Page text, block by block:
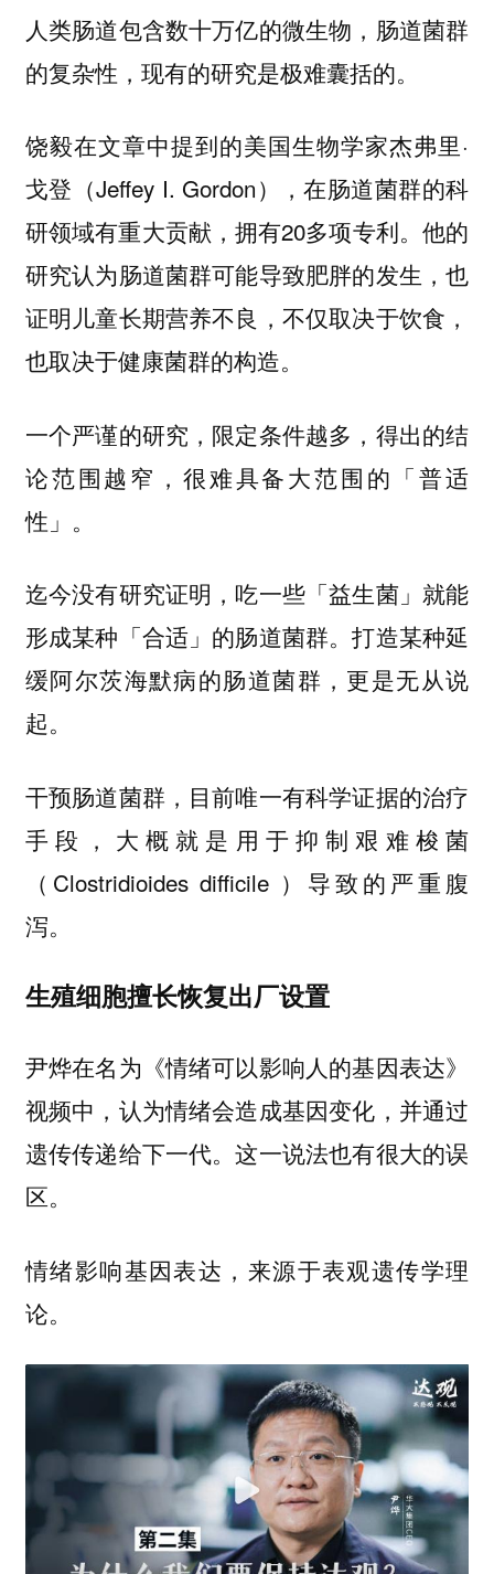
人类肠道包含数十万亿的微生物，肠道菌群
的复杂性，现有的研究是极难囊括的。
饶毅在文章中提到的美国生物学家杰弗里·
戈登（Jeffey I. Gordon），在肠道菌群的科
研领域有重大贡献，拥有20多项专利。他的
研究认为肠道菌群可能导致肥胖的发生，也
证明儿童长期营养不良，不仅取决于饮食，
也取决于健康菌群的构造。
一个严谨的研究，限定条件越多，得出的结
论范围越窄，很难具备大范围的「普适
性」。
迄今没有研究证明，吃一些「益生菌」就能
形成某种「合适」的肠道菌群。打造某种延
缓阿尔茨海默病的肠道菌群，更是无从说
起。
干预肠道菌群，目前唯一有科学证据的治疗
手段，大概就是用于抑制艰难梭菌
（Clostridioides difficile ）导致的严重腹
泻。
生殖细胞擅长恢复出厂设置
尹烨在名为《情绪可以影响人的基因表达》
视频中，认为情绪会造成基因变化，并通过
遗传传递给下一代。这一说法也有很大的误
区。
情绪影响基因表达，来源于表观遗传学理
论。